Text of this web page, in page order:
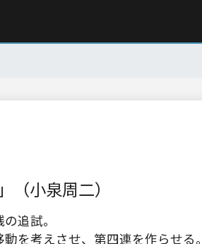
（小泉周二）
追試。
を考えさせ、第四連を作らせる。